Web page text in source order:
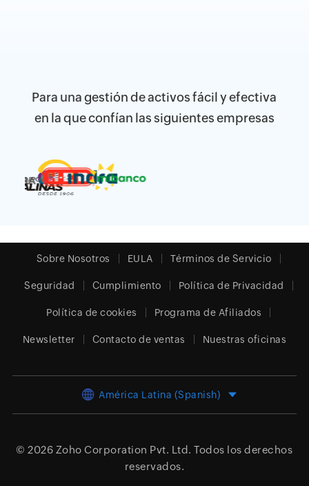
Para una gestión de activos fácil y efectiva
en la que confían las siguientes empresas
Sobre Nosotros EULA Términos de Servicio
Seguridad Cumplimiento Política de Privacidad
Política de cookies Programa de Afiliados
Newsletter Contacto de ventas Nuestras oficinas
América Latina (Spanish)
© 2026 Zoho Corporation Pvt. Ltd. Todos los derechos
reservados.